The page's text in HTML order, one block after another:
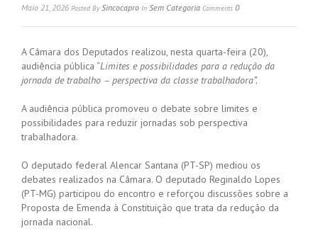
Maio 21, 2026 Posted BySincocapro In Sem Categoria Comments 0
A Câmara dos Deputados realizou, nesta quarta-feira (20),
audiência pública “Limites e possibilidades para a redução da
jornada de trabalho – perspectiva da classe trabalhadora”.
A audiência pública promoveu o debate sobre limites e
possibilidades para reduzir jornadas sob perspectiva
trabalhadora.
O deputado federal Alencar Santana (PT-SP) mediou os
debates realizados na Câmara. O deputado Reginaldo Lopes
(PT-MG) participou do encontro e reforçou discussões sobre a
Proposta de Emenda à Constituição que trata da redução da
jornada nacional.